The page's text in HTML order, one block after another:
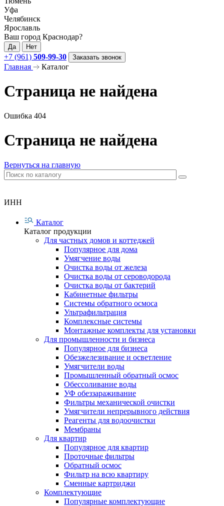
Уфа
Челябинск
Ярославль
Ваш город Краснодар?
Да Нет
+7 (961) 509-99-30 Заказать звонок
Главная Каталог
Страница не найдена
Ошибка 404
Страница не найдена
Вернуться на главную
ИНН
Каталог
Каталог продукции
Для частных домов и коттеджей
Популярное для дома
Умягчение воды
Очистка воды от железа
Очистка воды от сероводорода
Очистка воды от бактерий
Кабинетные фильтры
Системы обратного осмоса
Ультрафильтрация
Комплексные системы
Монтажные комплекты для установки
Для промышленности и бизнеса
Популярное для бизнеса
Обезжелезивание и осветление
Умягчители воды
Промышленный обратный осмос
Обессоливание воды
УФ обеззараживание
Фильтры механической очистки
Умягчители непрерывного действия
Реагенты для водоочистки
Мембраны
Для квартир
Популярное для квартир
Проточные фильтры
Обратный осмос
Фильтр на всю квартиру
Сменные картриджи
Комплектующие
Популярные комплектующие